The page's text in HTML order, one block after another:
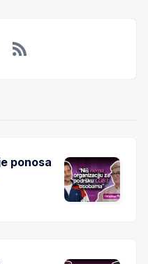
ponosa